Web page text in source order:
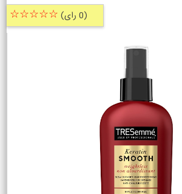
(0 رای) ☆☆☆☆☆